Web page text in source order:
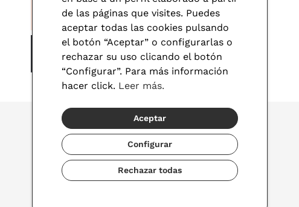
© 2026 Visionlab
de las páginas que visites. Puedes
aceptar todas las cookies pulsando
el botón “Aceptar” o configurarlas o
rechazar su uso clicando el botón
“Configurar”. Para más información
hacer click. Leer más.
Aceptar
Configurar
Rechazar todas